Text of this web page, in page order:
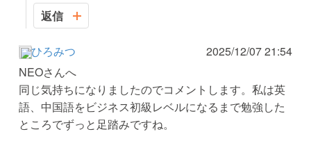
返信
ひろみつ
2025/12/07 21:54
NEOさんへ
同じ気持ちになりましたのでコメントします。私は英
語、中国語をビジネス初級レベルになるまで勉強した
ところでずっと足踏みですね。